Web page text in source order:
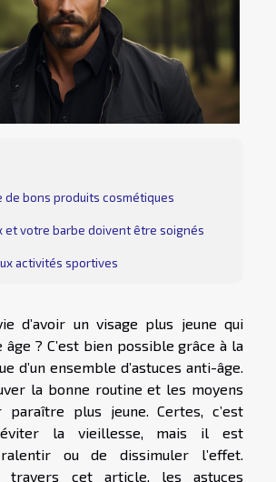
de bons produits cosmétiques
et votre barbe doivent être soignés
activités sportives
d’avoir un visage plus jeune qui
? C’est bien possible grâce à la
d’un ensemble d’astuces anti-âge.
la bonne routine et les moyens
paraître plus jeune. Certes, c’est
la vieillesse, mais il est
ou de dissimuler l’effet.
travers cet article, les astuces